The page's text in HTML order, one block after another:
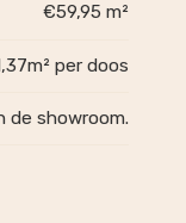
€59,95 m²
per doos
de showroom.